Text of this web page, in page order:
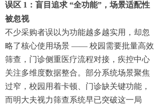
误区 1：盲目追求 “全功能”，场景适配性
被忽视
不少采购者误以为功能越多越实用，却忽
略了核心使用场景 —— 校园需要批量高效
筛查，门诊侧重医疗流程对接，疾控中心
关注多维度数据整合。部分系统场景聚焦
过窄，校园用着卡顿、门诊缺关键功能，
而明大夫视力筛查系统早已突破这一局